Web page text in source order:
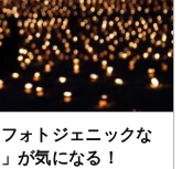
ォトジェニックな
が気になる！